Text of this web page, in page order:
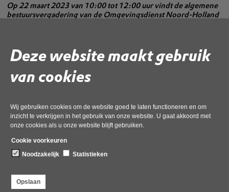
Deze website maakt gebruik
van cookies
Wij gebruiken cookies om de website goed te laten functioneren en om
inzicht te verkrijgen in het gebruik van onze website. U gaat akkoord met
onze cookies als u onze website blijft gebruiken.
Cookie voorkeuren
Noodzakelijk
Statistieken
Opslaan
Op 22 maart 2023 van 10:00 tot 12:00 uur vindt de algemene
bestuursvergadering van de Omgevingsdienst Noord-Holland
Vergaderstukken 22 maart 2023
16 maart 2023,